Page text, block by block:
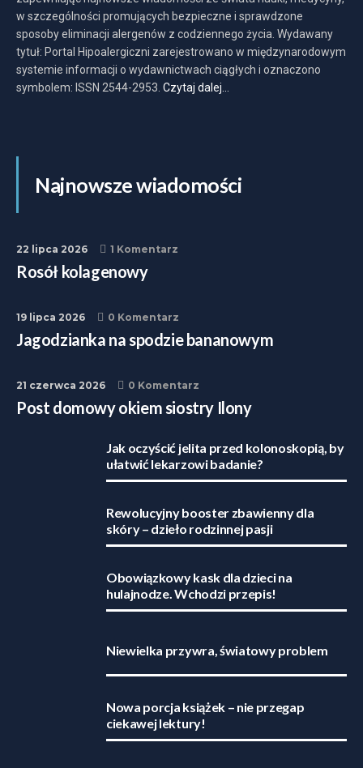
w szczególności promujących bezpieczne i sprawdzone
sposoby eliminacji alergenów z codziennego życia. Wydawany
tytuł: Portal Hipoalergiczni zarejestrowano w międzynarodowym
systemie informacji o wydawnictwach ciągłych i oznaczono
symbolem: ISSN 2544-2953. Czytaj dalej…
Najnowsze wiadomości
22 lipca 2026 1 Komentarz
Rosół kolagenowy
19 lipca 2026 0 Komentarz
Jagodzianka na spodzie bananowym
21 czerwca 2026 0 Komentarz
Post domowy okiem siostry Ilony
Jak oczyścić jelita przed kolonoskopią, by
ułatwić lekarzowi badanie?
Rewolucyjny booster zbawienny dla
skóry – dzieło rodzinnej pasji
Obowiązkowy kask dla dzieci na
hulajnodze. Wchodzi przepis!
Niewielka przywra, światowy problem
Nowa porcja książek – nie przegap
ciekawej lektury!